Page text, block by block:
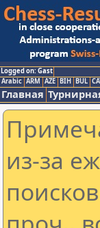
Logged on: Gast
Arabic ARM AZE BIH BUL
Главная
из-за